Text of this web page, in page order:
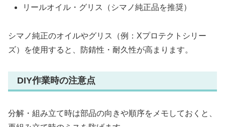
リールオイル・グリス（シマノ純正品を推奨）
シマノ純正のオイルやグリス（例：Xプロテクトシリー
ズ）を使用すると、防錆性・耐久性が高まります。
DIY作業時の注意点
分解・組み立て時は部品の向きや順序をメモしておくと、